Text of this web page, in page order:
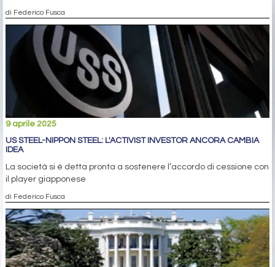
di Federico Fusca
9 aprile 2025
US STEEL-NIPPON STEEL: L'ACTIVIST INVESTOR ANCORA CAMBIA
IDEA
La società si è detta pronta a sostenere l’accordo di cessione con
il player giapponese
di Federico Fusca